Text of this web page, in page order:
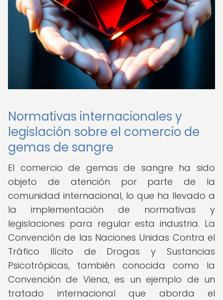
Normativas internacionales y
legislación sobre el comercio de
gemas de sangre
El comercio de gemas de sangre ha sido
objeto de atención por parte de la
comunidad internacional, lo que ha llevado a
la implementación de normativas y
legislaciones para regular esta industria. La
Convención de las Naciones Unidas Contra el
Tráfico Ilícito de Drogas y Sustancias
Psicotrópicas, también conocida como la
Convención de Viena, es un ejemplo de un
tratado internacional que aborda el